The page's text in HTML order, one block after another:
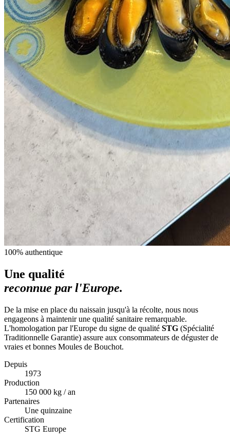
100% authentique
Une qualité
reconnue par l'Europe.
De la mise en place du naissain jusqu'à la récolte, nous nous
engageons à maintenir une qualité sanitaire remarquable.
L'homologation par l'Europe du signe de qualité STG (Spécialité
Traditionnelle Garantie) assure aux consommateurs de déguster de
vraies et bonnes Moules de Bouchot.
Depuis
1973
Production
150 000 kg / an
Partenaires
Une quinzaine
Certification
STG Europe